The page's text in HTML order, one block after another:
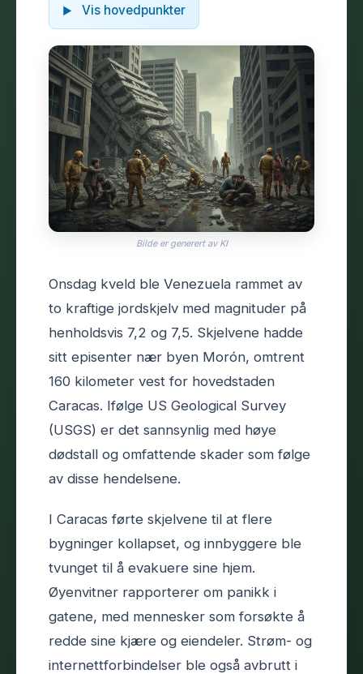
Vis hovedpunkter
Bilde er generert av KI
Onsdag kveld ble Venezuela rammet av
to kraftige jordskjelv med magnituder på
henholdsvis 7,2 og 7,5. Skjelvene hadde
sitt episenter nær byen Morón, omtrent
160 kilometer vest for hovedstaden
Caracas. Ifølge US Geological Survey
(USGS) er det sannsynlig med høye
dødstall og omfattende skader som følge
av disse hendelsene.
I Caracas førte skjelvene til at flere
bygninger kollapset, og innbyggere ble
tvunget til å evakuere sine hjem.
Øyenvitner rapporterer om panikk i
gatene, med mennesker som forsøkte å
redde sine kjære og eiendeler. Strøm- og
internettforbindelser ble også avbrutt i